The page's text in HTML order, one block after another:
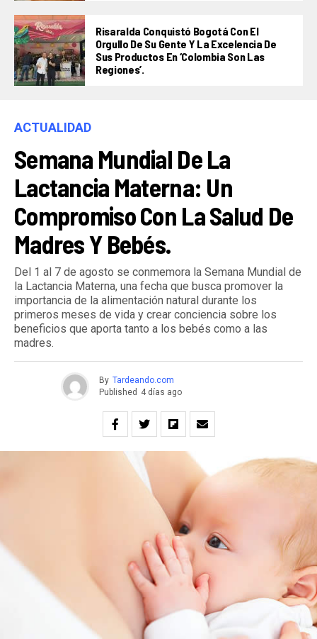
Risaralda Conquistó Bogotá Con El
Orgullo De Su Gente Y La Excelencia De
Sus Productos En ‘Colombia Son Las
Regiones’.
ACTUALIDAD
Semana Mundial De La
Lactancia Materna: Un
Compromiso Con La Salud De
Madres Y Bebés.
Del 1 al 7 de agosto se conmemora la Semana Mundial de
la Lactancia Materna, una fecha que busca promover la
importancia de la alimentación natural durante los
primeros meses de vida y crear conciencia sobre los
beneficios que aporta tanto a los bebés como a las
madres.
By Tardeando.com
Published 4 días ago